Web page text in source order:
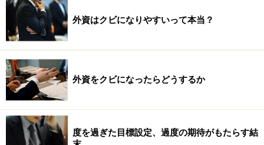
外資はクビになりやすいって本当？
外資をクビになったらどうするか
度を過ぎた目標設定、過度の期待がもたらす結